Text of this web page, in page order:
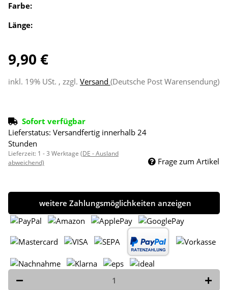
Farbe:
Länge:
9,90 €
inkl. 19% USt. , zzgl. Versand (Deutsche Post Warensendung)
Sofort verfügbar
Lieferstatus: Versandfertig innerhalb 24
Stunden
Lieferzeit: 1 - 3 Werktage (DE - Ausland
abweichend)
Frage zum Artikel
weitere Zahlungsmöglichkeiten anzeigen